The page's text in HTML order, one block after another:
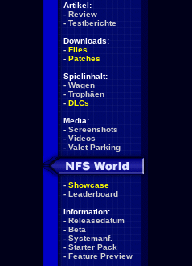
Artikel:
- Review
- Testberichte
Downloads:
- Files
- Patches
Spielinhalt:
- Wagen
- Trophäen
- DLCs
Media:
- Screenshots
- Videos
- Valet Parking
- Showcase
- Leaderboard
Information:
- Releasedatum
- Beta
- Systemanf.
- Starter Pack
- Feature Preview